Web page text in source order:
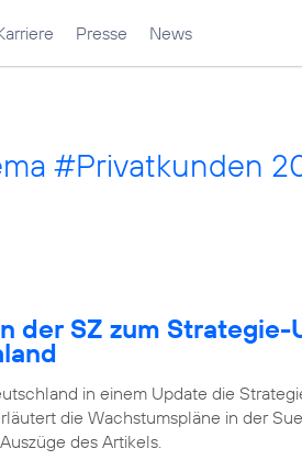
Presse News
#Privatkunden
der SZ zum
in einem Update die
die Wachstumspläne in der
des Artikels.